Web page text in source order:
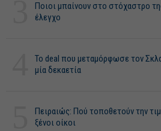
Ποιοι μπαίνουν στο στόχαστρο
έλεγχο
Το deal που μεταμόρφωσε τον
μία δεκαετία
Πειραιώς: Πού τοποθετούν την
ξένοι οίκοι